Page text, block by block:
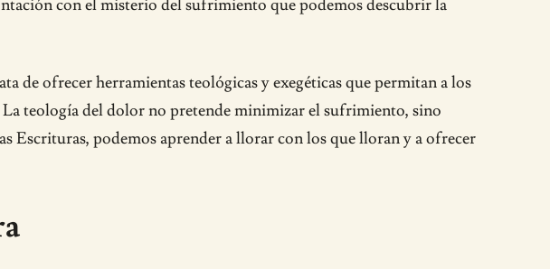
con el misterio del sufrimiento que podemos descubrir la
de ofrecer herramientas teológicas y exegéticas que permitan a los
teología del dolor no pretende minimizar el sufrimiento, sino
Escrituras, podemos aprender a llorar con los que lloran y a ofrecer